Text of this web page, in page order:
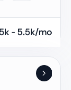
5k - 5.5k/mo